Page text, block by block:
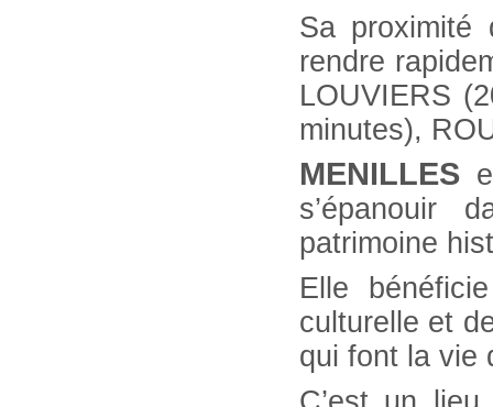
Sa proximité
rendre
LOUVIERS
minutes),
MENILLES
s’épanouir
patrimoine
Elle
culturelle et
qui font la vie